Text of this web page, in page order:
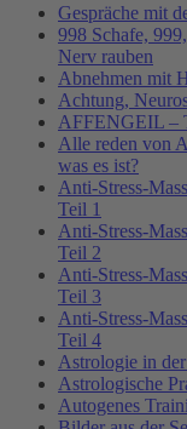
Gespräche mit
998 Schafe,
Nerv rauben
Abnehmen mit
Achtung,
AFFENGEIL –
Alle reden von
was es ist?
Anti-Stress-
Teil 1
Anti-Stress-
Teil 2
Anti-Stress-
Teil 3
Anti-Stress-
Teil 4
Astrologie in
Astrologische
Autogenes